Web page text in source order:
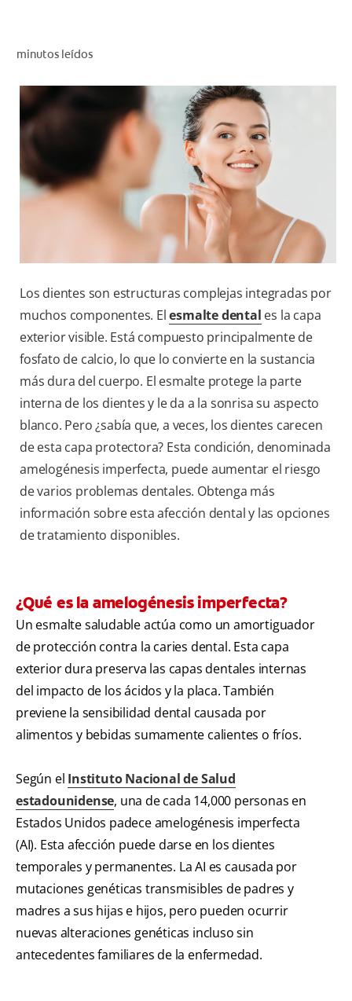
PROMOCIONES
SUSCRÍBASE
minutos leídos
Los dientes son estructuras complejas integradas por
muchos componentes. Elesmalte dental es la capa
exterior visible. Está compuesto principalmente de
fosfato de calcio, lo que lo convierte en la sustancia
más dura del cuerpo. El esmalte protege la parte
interna de los dientes y le da a la sonrisa su aspecto
blanco. Pero ¿sabía que, a veces, los dientes carecen
de esta capa protectora? Esta condición, denominada
amelogénesis imperfecta, puede aumentar el riesgo
de varios problemas dentales. Obtenga más
información sobre esta afección dental y las opciones
de tratamiento disponibles.
¿Qué es la amelogénesis imperfecta?
Un esmalte saludable actúa como un amortiguador
de protección contra la caries dental. Esta capa
exterior dura preserva las capas dentales internas
del impacto de los ácidos y la placa. También
previene la sensibilidad dental causada por
alimentos y bebidas sumamente calientes o fríos.
Según el Instituto Nacional de Salud
estadounidense, una de cada 14,000 personas en
Estados Unidos padece amelogénesis imperfecta
(AI). Esta afección puede darse en los dientes
temporales y permanentes. La AI es causada por
mutaciones genéticas transmisibles de padres y
madres a sus hijas e hijos, pero pueden ocurrir
nuevas alteraciones genéticas incluso sin
antecedentes familiares de la enfermedad.